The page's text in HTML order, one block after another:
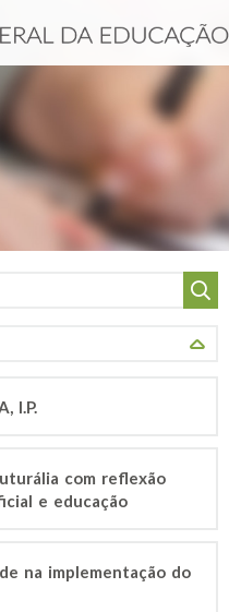
I.P.
com reflexão
e educação
na implementação do